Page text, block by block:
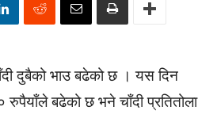
दुबैको भाउ बढेको छ । यस दिन
रुपैयाँले बढेको छ भने चाँदी प्रतितोला